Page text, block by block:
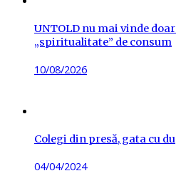
UNTOLD nu mai vinde
„spiritualitate” de consum
Posted
10/08/2026
Colegi din presă, gata cu
Posted
04/04/2024